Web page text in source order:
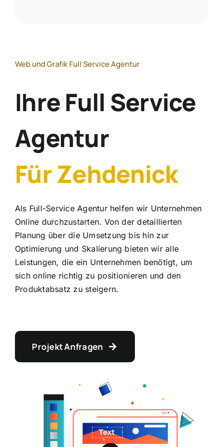
Web und Grafik Full Service Agentur
Ihre Full Service
Agentur
Für Zehdenick
Als Full-Service Agentur helfen wir Unternehmen
Online durchzustarten. Von der detaillierten
Planung über die Umsetzung bis hin zur
Optimierung und Skalierung bieten wir alle
Leistungen, die ein Unternehmen benötigt, um
sich online richtig zu positionieren und den
Produktabsatz zu steigern.
Projekt Anfragen